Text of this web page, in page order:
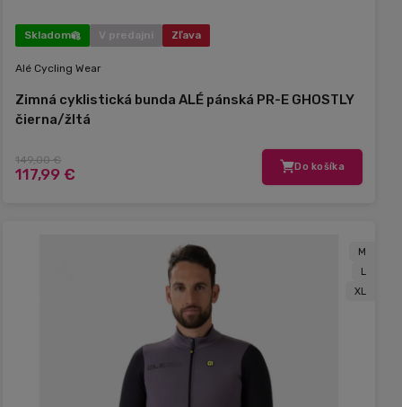
Skladom V predajni Zľava
Alé Cycling Wear
Zimná cyklistická bunda ALÉ pánská PR-E GHOSTLY
čierna/žltá
149,00 €
117,99 € Do košíka
M
L
XL